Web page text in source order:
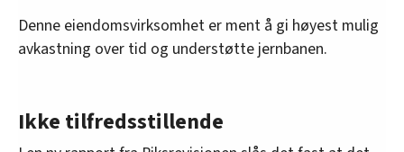
Denne eiendomsvirksomhet er ment å gi høyest mulig
avkastning over tid og understøtte jernbanen.
Ikke tilfredsstillende